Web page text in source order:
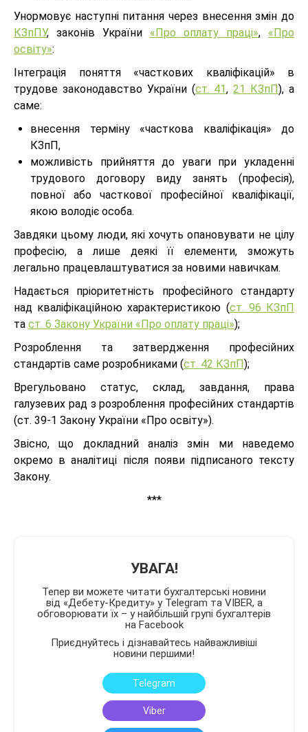
Унормовує наступні питання через внесення змін до
КЗпПУ, законів України «Про оплату праці», «Про
освіту»:
Інтеграція поняття «часткових кваліфікацій» в
трудове законодавство України (ст. 41,21 КЗпП), а
саме:
внесення терміну «часткова кваліфікація» до
КЗпП,
можливість прийняття до уваги при укладенні
трудового договору виду занять (професія),
повної або часткової професійної кваліфікації,
якою володіє особа.
Завдяки цьому люди, які хочуть опановувати не цілу
професію, а лише деякі її елементи, зможуть
легально працевлаштуватися за новими навичкам.
Надається пріоритетність професійного стандарту
над кваліфікаційною характеристикою (ст. 96 КЗпП
та ст. 6 Закону України «Про оплату праці»);
Розроблення та затвердження професійних
стандартів саме розробниками (ст. 42 КЗпП);
Врегульовано статус, склад, завдання, права
галузевих рад з розроблення професійних стандартів
(ст. 39-1 Закону України «Про освіту»).
Звісно, що докладний аналіз змін ми наведемо
окремо в аналітиці після появи підписаного тексту
Закону.
***
УВАГА!
Тепер ви можете читати бухгалтерські новини
від «Дебету-Кредиту» у Telegram та VIBER, а
обговорювати їх – у найбільшій групі бухгалтерів
на Facebook
Приєднуйтесь і дізнавайтесь найважливіші
новини першими!
Telegram
Viber